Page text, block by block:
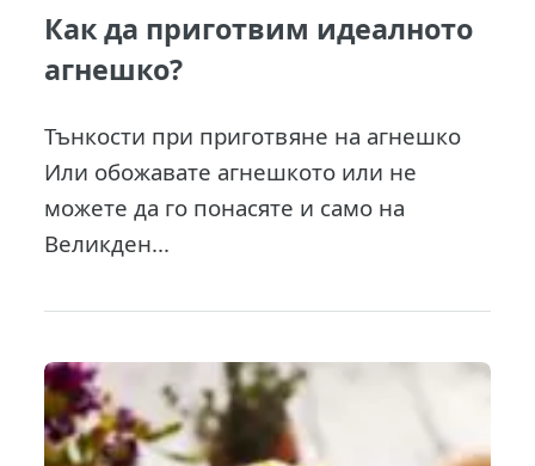
Как да приготвим идеалното
агнешко?
Тънкости при приготвяне на агнешко
Или обожавате агнешкото или не
можете да го понасяте и само на
Великден...